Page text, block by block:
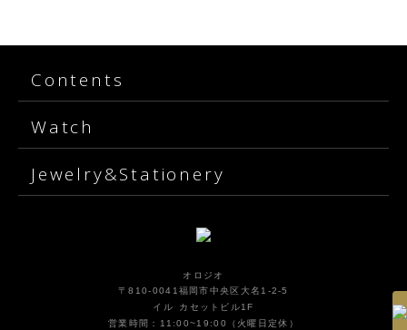
Contents
Watch
Jewelry&Stationery
オロジオ
〒810-0041福岡市中央区大名1-2-5
イル カセットビル1F
営業時間：11:00~19:00（火曜日定休）